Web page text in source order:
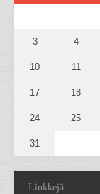
3 4
10 11
17 18
24 25
31
Linkkejä